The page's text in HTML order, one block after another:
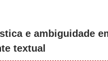
e ambiguidade
textual